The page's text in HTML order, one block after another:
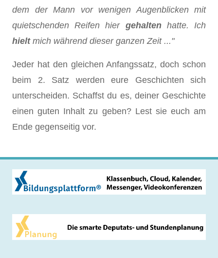
dem der Mann vor wenigen Augenblicken mit
quietschenden Reifen hier gehaltenhatte. Ich
hieltmich während dieser ganzen Zeit ..."
Jeder hat den gleichen Anfangssatz, doch schon
beim 2. Satz werden eure Geschichten sich
unterscheiden. Schaffst du es, deiner Geschichte
einen guten Inhalt zu geben? Lest sie euch am
Ende gegenseitig vor.